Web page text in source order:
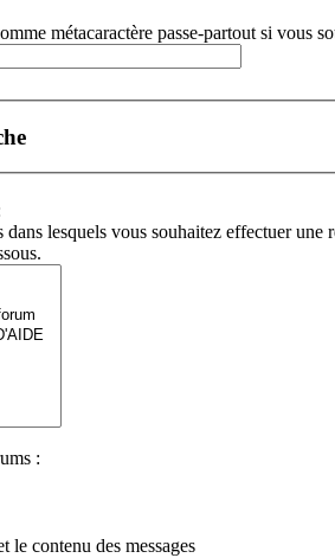
métacaractère passe-partout si vous
lesquels vous souhaitez effectuer
:
le contenu des messages